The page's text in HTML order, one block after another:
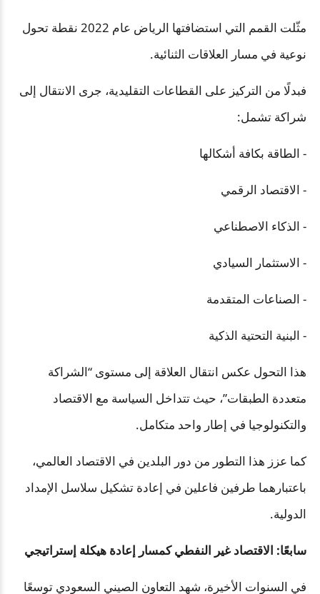
مثّلت القمم التي استضافتها الرياض عام 2022 نقطة تحول
نوعية في مسار العلاقات الثنائية.
فبدلًا من التركيز على القطاعات التقليدية، جرى الانتقال إلى
شراكة تشمل:
- الطاقة بكافة أشكالها
- الاقتصاد الرقمي
- الذكاء الاصطناعي
- الاستثمار السيادي
- الصناعات المتقدمة
- البنية التحتية الذكية
هذا التحول عكس انتقال العلاقة إلى مستوى “الشراكة
متعددة الطبقات”، حيث تتداخل السياسة مع الاقتصاد
والتكنولوجيا في إطار واحد متكامل.
كما عزز هذا التطور من دور البلدين في الاقتصاد العالمي،
باعتبارهما طرفين فاعلين في إعادة تشكيل سلاسل الإمداد
الدولية.
سابعًا: الاقتصاد غير النفطي كمسار إعادة هيكلة إستراتيجي
في السنوات الأخيرة، شهد التعاون الصيني السعودي توسعًا